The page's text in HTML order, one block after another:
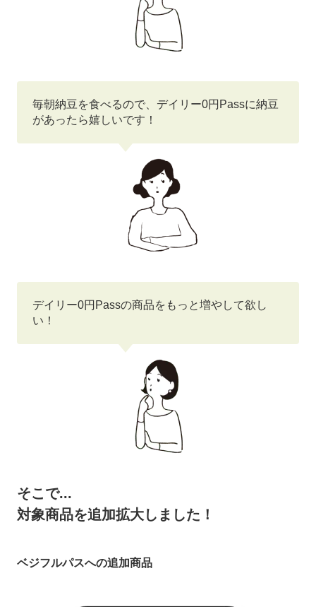
毎朝納豆を食べるので、デイリー0円Passに納豆
があったら嬉しいです！
デイリー0円Passの商品をもっと増やして欲し
い！
そこで...
対象商品を追加拡大しました！
ベジフルパスへの追加商品